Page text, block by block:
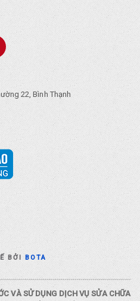
22, Bình Thạnh
BỞIBOTA
VÀ SỬ DỤNG DỊCH VỤ SỬA CHỮA